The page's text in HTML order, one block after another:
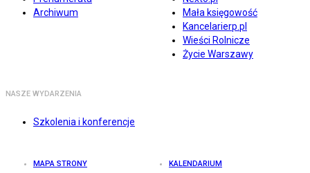
Archiwum
Mała księgowość
Kancelarierp.pl
Wieści Rolnicze
Życie Warszawy
NASZE WYDARZENIA
Szkolenia i konferencje
MAPA STRONY KALENDARIUM